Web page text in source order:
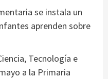
se instala un
aprenden sobre
Tecnología e
a la Primaria